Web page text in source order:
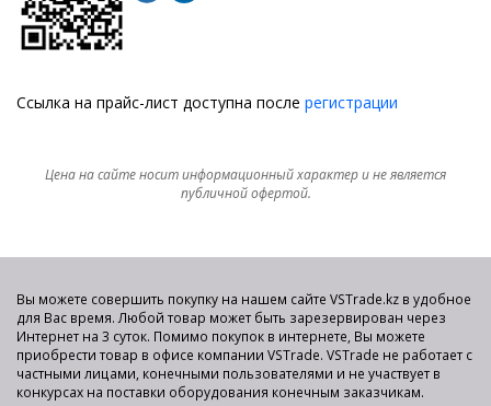
Ссылка на прайс-лист доступна после регистрации
Цена на сайте носит информационный характер и не является
публичной офертой.
Вы можете совершить покупку на нашем сайте VSTrade.kz в удобное
для Вас время. Любой товар может быть зарезервирован через
Интернет на 3 суток. Помимо покупок в интернете, Вы можете
приобрести товар в офисе компании VSTrade. VSTrade не работает с
частными лицами, конечными пользователями и не участвует в
конкурсах на поставки оборудования конечным заказчикам.